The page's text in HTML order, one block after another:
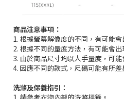
商品注意事項：
1. 根據螢幕解像度的不同，有可能會
2. 根據不同的量度方法，有可能會出
3. 由於商品尺寸均以人手量度，可能
4. 因應不同的款式，尺碼可能有所
洗滌及保養指引：
1. 請參考衣物內部的洗滌標籤。